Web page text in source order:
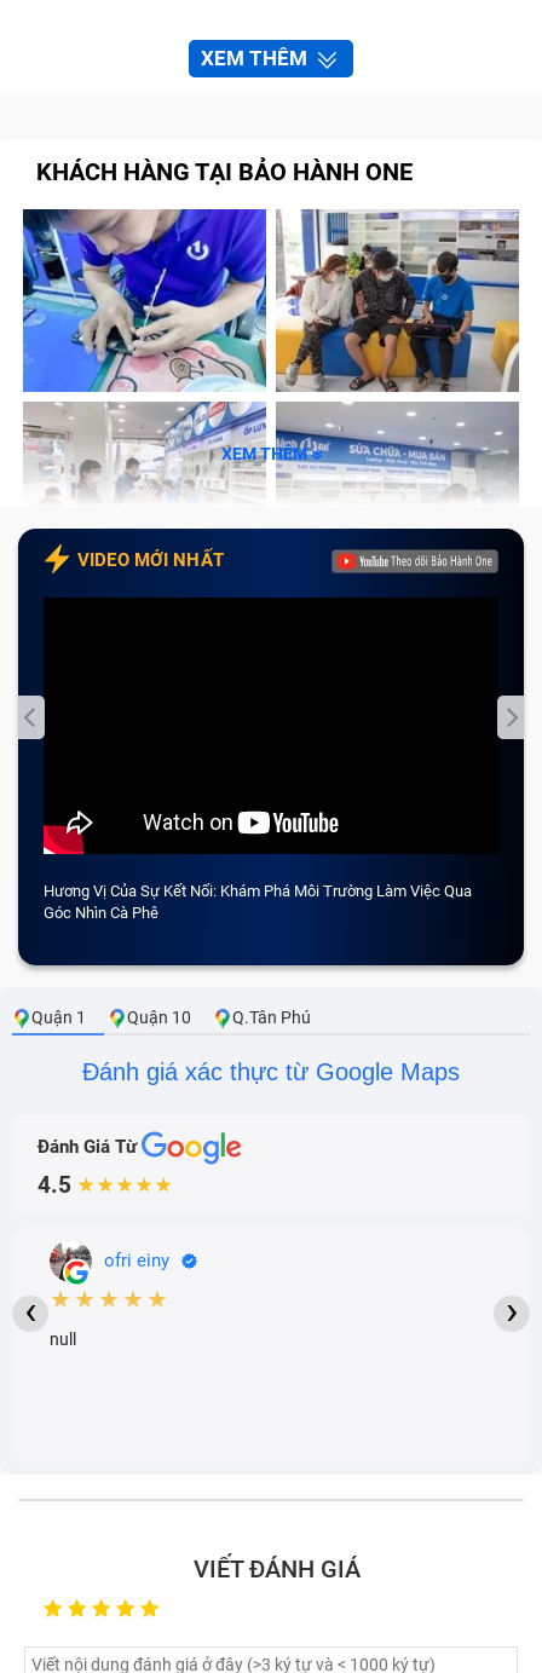
XEM THÊM
KHÁCH HÀNG TẠI BẢO HÀNH ONE
XEM THÊM
VIDEO MỚI NHẤT
Hương Vị Của Sự Kết Nối: Khám Phá Môi Trường Làm Việc Qua
Góc Nhìn Cà Phê
Quận 1 Quận 10 Q.Tân Phú
Đánh giá xác thực từ Google Maps
Đánh Giá Từ
4.5 ★★★★★
ofri einy
★★★★★
null
‹ ›
VIẾT ĐÁNH GIÁ